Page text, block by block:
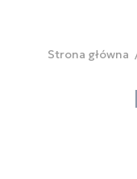
Strona główna